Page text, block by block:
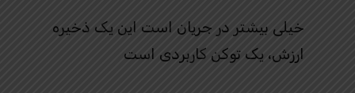
خیلی بیشتر در جریان است این یک ذخیره
ارزش، یک توکن کاربردی است